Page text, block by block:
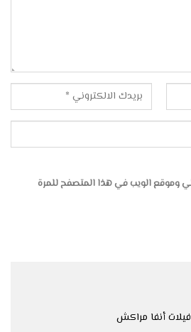
وموقع الويب في هذا المتصفح للمرة
فيلات أنفا مراكش